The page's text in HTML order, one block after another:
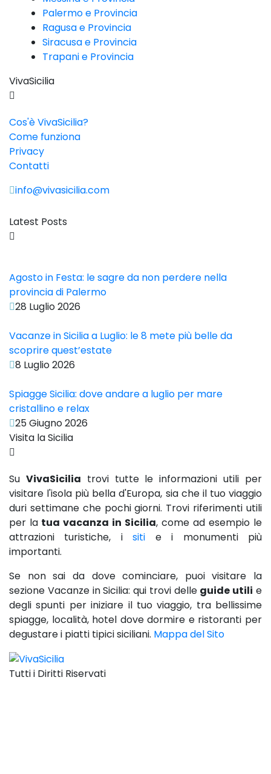
Palermo e Provincia
Ragusa e Provincia
Siracusa e Provincia
Trapani e Provincia
VivaSicilia
Cos'è VivaSicilia?
Come funziona
Privacy
Contatti
info@vivasicilia.com
Latest Posts
Agosto in Festa: le sagre da non perdere nella
provincia di Palermo
28 Luglio 2026
Vacanze in Sicilia a Luglio: le 8 mete più belle da
scoprire quest’estate
8 Luglio 2026
Spiagge Sicilia: dove andare a luglio per mare
cristallino e relax
25 Giugno 2026
Visita la Sicilia
Su VivaSicilia trovi tutte le informazioni utili per
visitare l'isola più bella d'Europa, sia che il tuo viaggio
duri settimane che pochi giorni. Trovi riferimenti utili
per la tua vacanza in Sicilia, come ad esempio le
attrazioni turistiche, isiti e i monumenti più
importanti.
Se non sai da dove cominciare, puoi visitare la
sezione Vacanze in Sicilia: qui trovi delle guide utili e
degli spunti per iniziare il tuo viaggio, tra bellissime
spiagge, località, hotel dove dormire e ristoranti per
degustare i piatti tipici siciliani. Mappa del Sito
Tutti i Diritti Riservati